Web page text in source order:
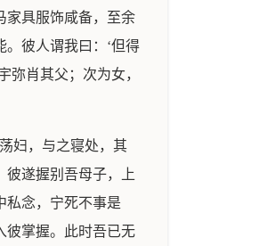
家具服饰咸备，至余
彼人谓我曰：‘但得
弥肖其父；次为女，
妇，与之寝处，其
彼遂握别吾母子，上
私念，宁死不事是
彼掌握。此时吾已无